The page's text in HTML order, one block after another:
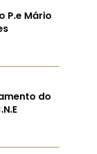
P.e Mário
do